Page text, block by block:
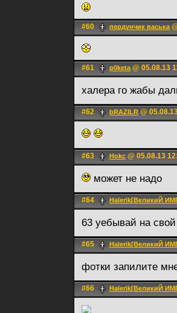
#60 пердунчик васька
#61 p0keta@ 05.08.13
халера го жабы
#62 bRAZILR @
#63 Hokc @ 05.08.13
может не надо
#64 Halerik[ВеликиЙ
63 уебывай на
#65 Halerik[ВеликиЙ
фотки запилите
#66 Halerik[ВеликиЙ